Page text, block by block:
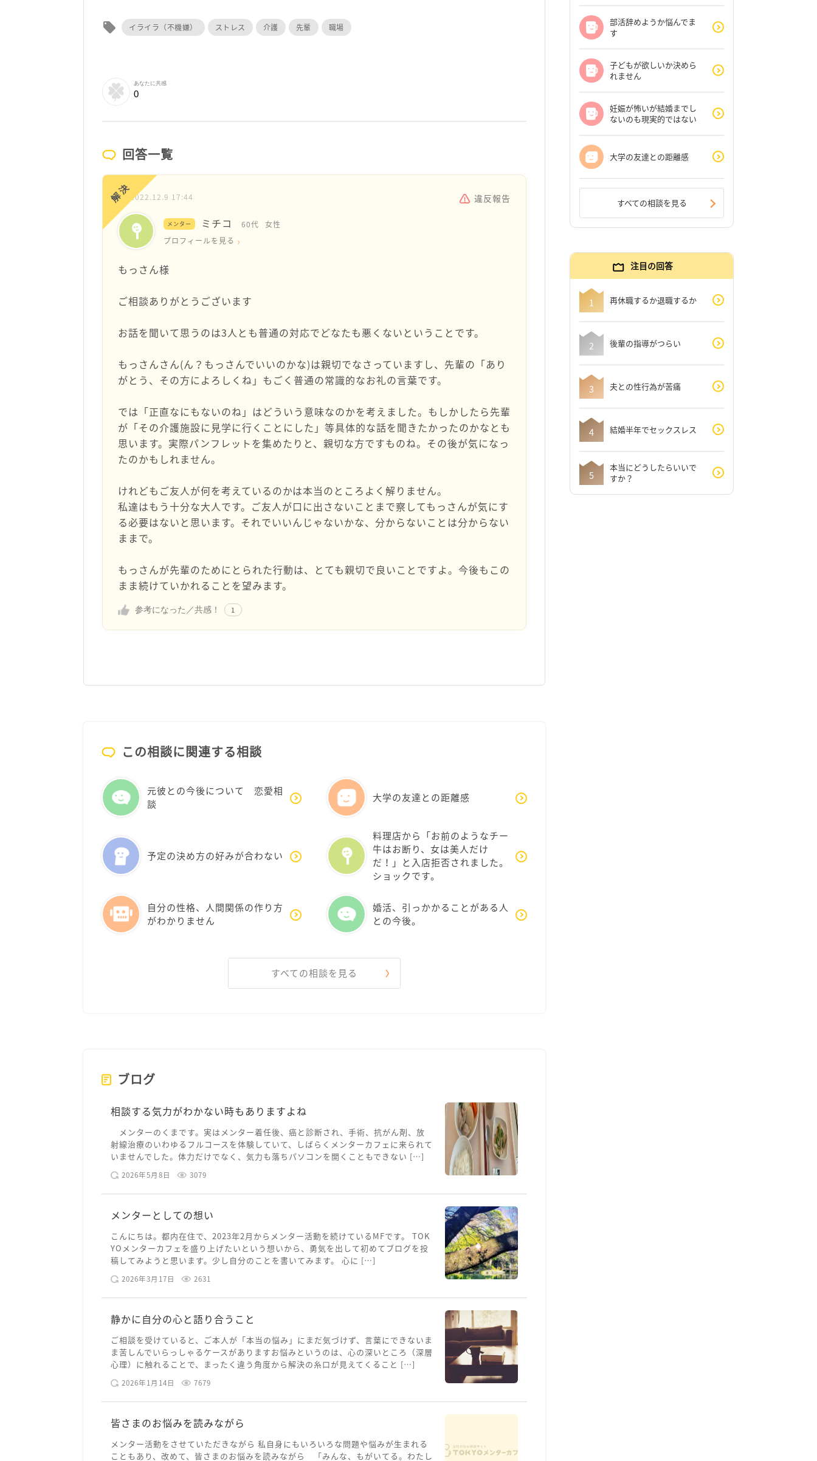
local_offer イライラ（不機嫌） ストレス 介護 先輩 職場
あなたに共感
0
回答一覧
解決2022.12.9 17:44 違反報告
メンター ミチコ 60代
女性
プロフィールを見る
もっさん様
ご相談ありがとうございます
お話を聞いて思うのは3人とも普通の対応でどなたも悪くないということです。
もっさんさん(ん？もっさんでいいのかな)は親切でなさっていますし、先輩の「あり
がとう、その方によろしくね」もごく普通の常識的なお礼の言葉です。
では「正直なにもないのね」はどういう意味なのかを考えました。もしかしたら先輩
が「その介護施設に見学に行くことにした」等具体的な話を聞きたかったのかなとも
思います。実際パンフレットを集めたりと、親切な方ですものね。その後が気になっ
たのかもしれません。
けれどもご友人が何を考えているのかは本当のところよく解りません。
私達はもう十分な大人です。ご友人が口に出さないことまで察してもっさんが気にす
る必要はないと思います。それでいいんじゃないかな、分からないことは分からない
ままで。
もっさんが先輩のためにとられた行動は、とても親切で良いことですよ。今後もこの
まま続けていかれることを望みます。
参考になった／共感！ 1
この相談に関連する相談
元彼との今後について 恋愛相
談
大学の友達との距離感
予定の決め方の好みが合わない
料理店から「お前のようなチー
牛はお断り、女は美人だけ
だ！」と入店拒否されました。
ショックです。
自分の性格、人間関係の作り方
がわかりません
婚活、引っかかることがある人
との今後。
すべての相談を見る
ブログ
相談する気力がわかない時もありますよね
メンターのくまです。実はメンター着任後、癌と診断され、手術、抗がん剤、放
射線治療のいわゆるフルコースを体験していて、しばらくメンターカフェに来られて
いませんでした。体力だけでなく、気力も落ちパソコンを開くこともできない […]
2026年5月8日 3079
メンターとしての想い
こんにちは。都内在住で、2023年2月からメンター活動を続けているMFです。 TOK
YOメンターカフェを盛り上げたいという想いから、勇気を出して初めてブログを投
稿してみようと思います。少し自分のことを書いてみます。 心に […]
2026年3月17日 2631
静かに自分の心と語り合うこと
ご相談を受けていると、ご本人が「本当の悩み」にまだ気づけず、言葉にできないま
ま苦しんでいらっしゃるケースがありますお悩みというのは、心の深いところ（深層
心理）に触れることで、まったく違う角度から解決の糸口が見えてくること […]
2026年1月14日 7679
皆さまのお悩みを読みながら
メンター活動をさせていただきながら 私自身にもいろいろな問題や悩みが生まれる
こともあり、改めて、皆さまのお悩みを読みながら 「みんな、もがいてる。わたし
部活辞めようか悩んでま
す
子どもが欲しいか決めら
れません
妊娠が怖いが結婚までし
ないのも現実的ではない
大学の友達との距離感
すべての相談を見る
注目の回答
再休職するか退職するか
後輩の指導がつらい
夫との性行為が苦痛
結婚半年でセックスレス
本当にどうしたらいいで
すか？